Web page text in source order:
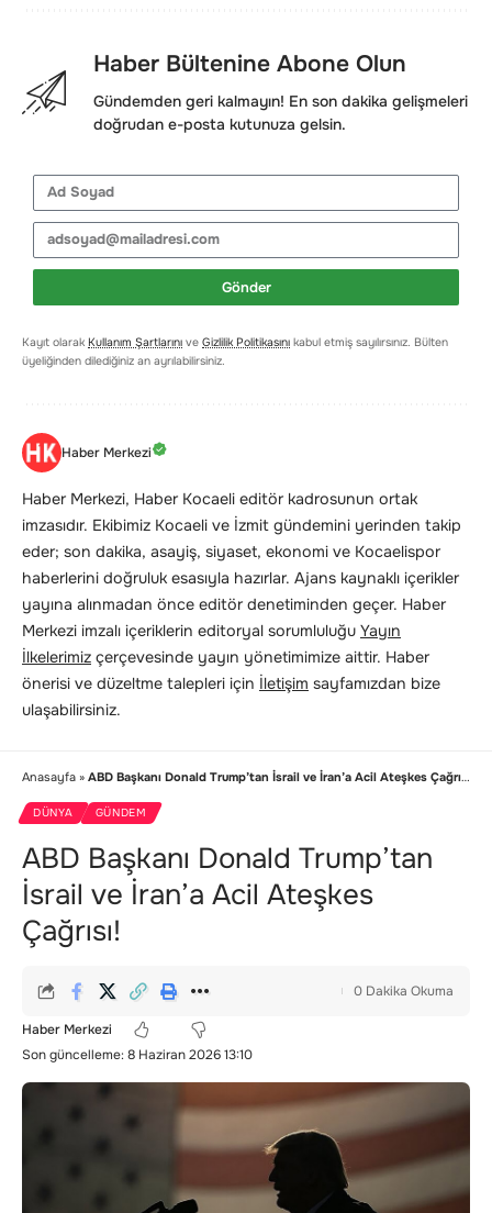
Haber Bültenine Abone Olun
Gündemden geri kalmayın! En son dakika gelişmeleri
doğrudan e-posta kutunuza gelsin.
Gönder
Kayıt olarak Kullanım Şartlarını ve Gizlilik Politikasını kabul etmiş sayılırsınız. Bülten
üyeliğinden dilediğiniz an ayrılabilirsiniz.
Haber Merkezi
Haber Merkezi, Haber Kocaeli editör kadrosunun ortak
imzasıdır. Ekibimiz Kocaeli ve İzmit gündemini yerinden takip
eder; son dakika, asayiş, siyaset, ekonomi ve Kocaelispor
haberlerini doğruluk esasıyla hazırlar. Ajans kaynaklı içerikler
yayına alınmadan önce editör denetiminden geçer. Haber
Merkezi imzalı içeriklerin editoryal sorumluluğu Yayın
İlkelerimiz çerçevesinde yayın yönetimimize aittir. Haber
önerisi ve düzeltme talepleri için İletişim sayfamızdan bize
ulaşabilirsiniz.
Anasayfa » ABD Başkanı Donald Trump’tan İsrail ve İran’a Acil Ateşkes Çağrısı!
DÜNYA GÜNDEM
ABD Başkanı Donald Trump’tan
İsrail ve İran’a Acil Ateşkes
Çağrısı!
Son güncelleme: 8 Haziran 2026 13:10
Haber Merkezi
0 Dakika Okuma